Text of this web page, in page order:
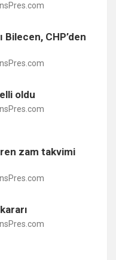
Bilecen, CHP’den
oldu
zam takvimi